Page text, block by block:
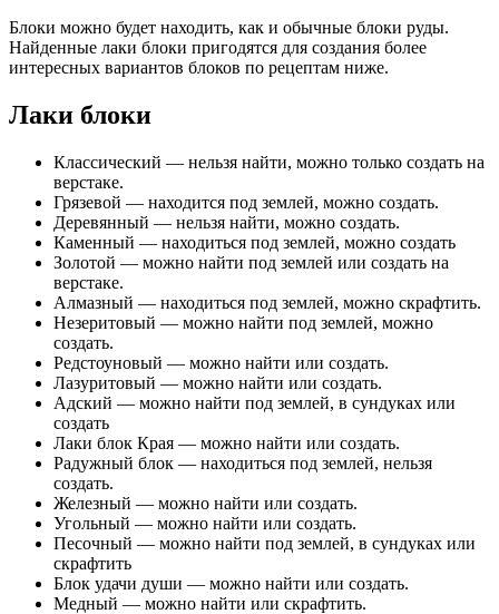
Блоки можно будет находить, как и обычные блоки руды.
Найденные лаки блоки пригодятся для создания более
интересных вариантов блоков по рецептам ниже.
Лаки блоки
Классический — нельзя найти, можно только создать на
верстаке.
Грязевой — находится под землей, можно создать.
Деревянный — нельзя найти, можно создать.
Каменный — находиться под землей, можно создать
Золотой — можно найти под землей или создать на
верстаке.
Алмазный — находиться под землей, можно скрафтить.
Незеритовый — можно найти под землей, можно
создать.
Редстоуновый — можно найти или создать.
Лазуритовый — можно найти или создать.
Адский — можно найти под землей, в сундуках или
создать
Лаки блок Края — можно найти или создать.
Радужный блок — находиться под землей, нельзя
создать.
Железный — можно найти или создать.
Угольный — можно найти или создать.
Песочный — можно найти под землей, в сундуках или
скрафтить
Блок удачи души — можно найти или создать.
Медный — можно найти или скрафтить.